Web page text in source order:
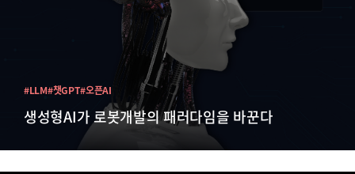
생성형AI가 로봇개발의 패러다임을 바꾼다
#LLM#챗GPT#오픈AI